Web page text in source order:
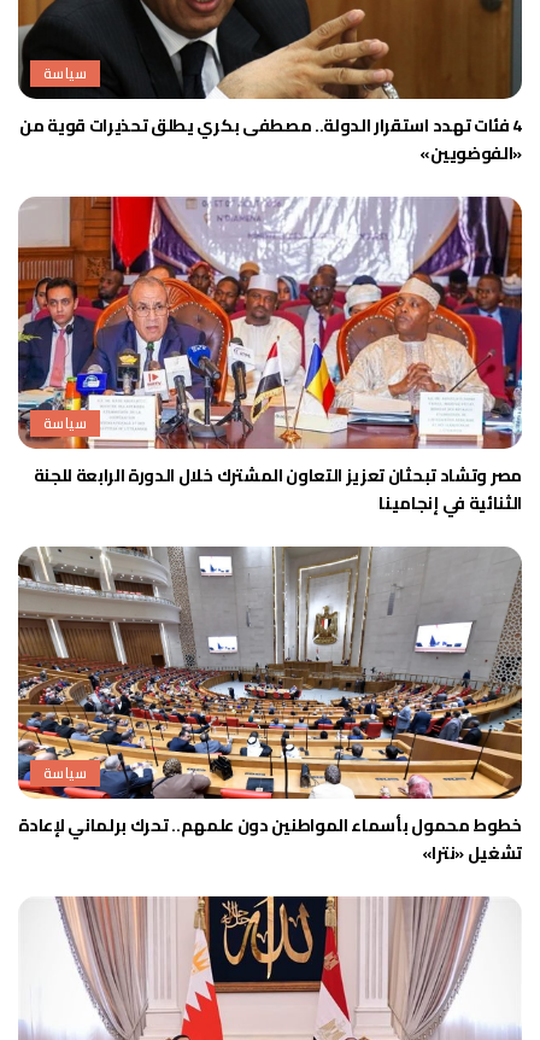
سياسة
4 فئات تهدد استقرار الدولة.. مصطفى بكري يطلق تحذيرات قوية من
«الفوضويين»
سياسة
مصر وتشاد تبحثان تعزيز التعاون المشترك خلال الدورة الرابعة للجنة
الثنائية في إنجامينا
سياسة
خطوط محمول بأسماء المواطنين دون علمهم.. تحرك برلماني لإعادة
تشغيل «نترا»